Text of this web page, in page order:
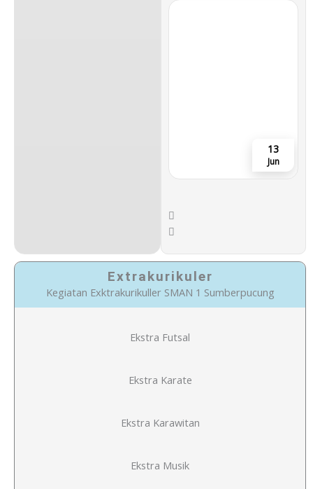
13
Jun
Extrakurikuler
Kegiatan Exktrakurikuller SMAN 1 Sumberpucung
Ekstra Futsal
Ekstra Karate
Ekstra Karawitan
Ekstra Musik